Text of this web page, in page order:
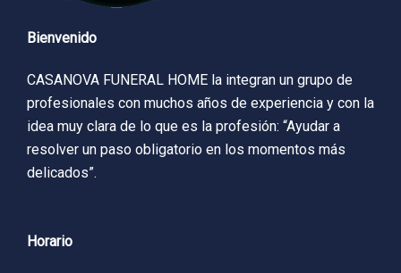
Bienvenido
CASANOVA FUNERAL HOME la integran un grupo de
profesionales con muchos años de experiencia y con la
idea muy clara de lo que es la profesión: “Ayudar a
resolver un paso obligatorio en los momentos más
delicados”.
Horario